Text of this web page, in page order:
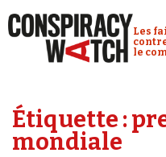
Les
le
Étiquette :
mondiale